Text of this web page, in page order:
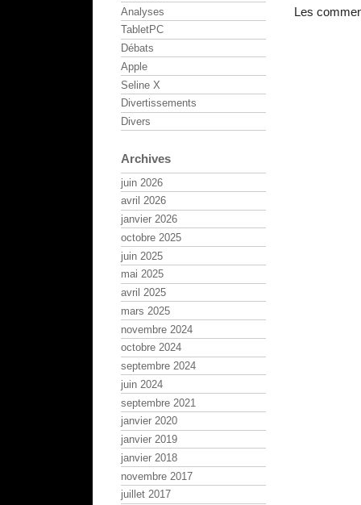
Les
Analyses
TabletPC
Débats
Apple
Seline X
Divertissements
Divers
Archives
juin 2026
avril 2026
janvier 2026
octobre 2025
juin 2025
mai 2025
avril 2025
mars 2025
novembre 2024
octobre 2024
septembre 2024
juin 2024
septembre 2021
janvier 2020
janvier 2019
janvier 2018
novembre 2017
juillet 2017